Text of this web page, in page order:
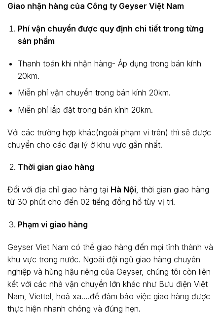
Giao nhận hàng của Công ty Geyser Việt Nam
Phí vận chuyển được quy định chi tiết trong từng
sản phẩm
Thanh toán khi nhận hàng- Áp dụng trong bán kính
20km.
Miễn phí vận chuyển trong bán kính 20km.
Miễn phí lắp đặt trong bán kính 20km.
Với các trường hợp khác(ngoài phạm vi trên) thì sẽ được
chuyển cho các đại lý ở khu vực gần nhất.
Thời gian giao hàng
Đối với địa chỉ giao hàng tại Hà Nội, thời gian giao hàng
từ 30 phút cho đến 02 tiếng đồng hồ tùy vị trí.
Phạm vi giao hàng
Geyser Viet Nam có thể giao hàng đến mọi tỉnh thành và
khu vực trong nước. Ngoài đội ngũ giao hàng chuyên
nghiệp và hùng hậu riêng của Geyser, chúng tôi còn liên
kết với các nhà vận chuyển lớn khác như Bưu điện Việt
Nam, Viettel, hoả xa….để đảm bảo việc giao hàng được
thực hiện nhanh chóng và đúng hẹn.